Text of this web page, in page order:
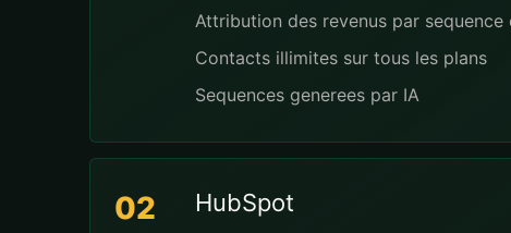
Attribution des revenus par sequence
Contacts illimites sur tous les plans
Sequences generees par IA
02 HubSpot